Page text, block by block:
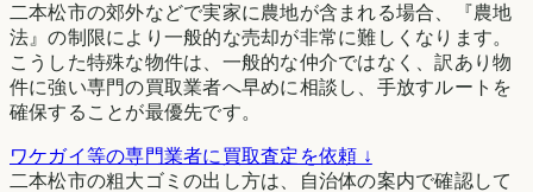
二本松市の郊外などで実家に農地が含まれる場合、『農地
法』の制限により一般的な売却が非常に難しくなります。
こうした特殊な物件は、一般的な仲介ではなく、訳あり物
件に強い専門の買取業者へ早めに相談し、手放すルートを
確保することが最優先です。
ワケガイ等の専門業者に買取査定を依頼 ↓
二本松市の粗大ゴミの出し方は、自治体の案内で確認して